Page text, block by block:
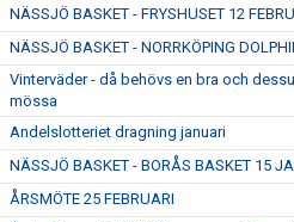
NÄSSJÖ BASKET - FRYSHUSET 12
NÄSSJÖ BASKET - NORRKÖPING
Vinterväder - då behövs en bra och
mössa
Andelslotteriet dragning januari
NÄSSJÖ BASKET - BORÅS BASKET 15
ÅRSMÖTE 25 FEBRUARI